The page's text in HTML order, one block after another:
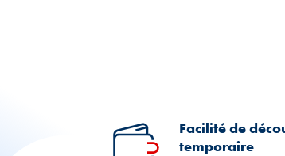
Facilité de
temporaire